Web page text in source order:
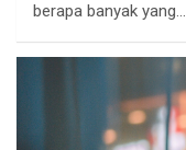
berapa banyak yang…